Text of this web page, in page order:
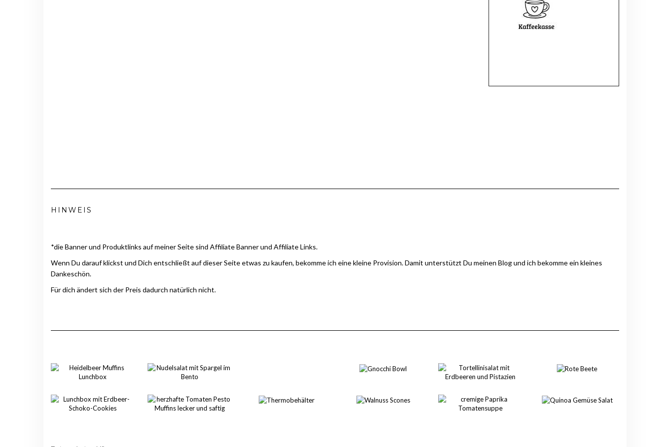
HINWEIS
*die Banner und Produktlinks auf meiner Seite sind Affiliate Banner und Affiliate Links.
Wenn Du darauf klickst und Dich entschließt auf dieser Seite etwas zu kaufen, bekomme ich eine kleine Provision. Damit unterstützt Du meinen Blog und ich bekomme ein kleines
Dankeschön.
Für dich ändert sich der Preis dadurch natürlich nicht.